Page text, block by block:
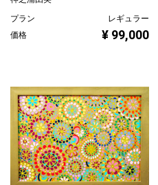
プラン
レギュラー
価格
¥ 99,000